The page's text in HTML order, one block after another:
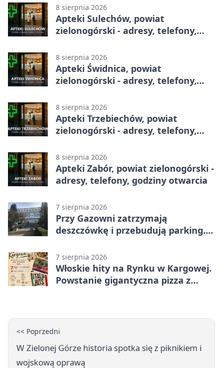
8 sierpnia 2026
Apteki Sulechów, powiat
zielonogórski - adresy, telefony,
8 sierpnia 2026
Apteki Świdnica, powiat
zielonogórski - adresy, telefony,
8 sierpnia 2026
Apteki Trzebiechów, powiat
zielonogórski - adresy, telefony,
8 sierpnia 2026
Apteki Zabór, powiat zielonogórski -
adresy, telefony, godziny otwarcia
7 sierpnia 2026
Przy Gazowni zatrzymają
deszczówkę i przebudują parking.
7 sierpnia 2026
Włoskie hity na Rynku w Kargowej.
Powstanie gigantyczna pizza z
<< Poprzedni
W Zielonej Górze historia spotka się z piknikiem i
wojskową oprawą